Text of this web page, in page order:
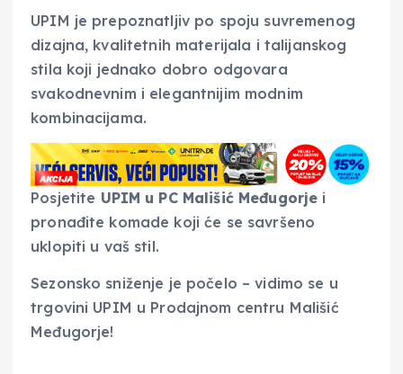
UPIM je prepoznatljiv po spoju suvremenog
dizajna, kvalitetnih materijala i talijanskog
stila koji jednako dobro odgovara
svakodnevnim i elegantnijim modnim
kombinacijama.
Posjetite UPIM u PC Mališić Međugorje i
pronađite komade koji će se savršeno
uklopiti u vaš stil.
Sezonsko sniženje je počelo – vidimo se u
trgovini UPIM u Prodajnom centru Mališić
Međugorje!